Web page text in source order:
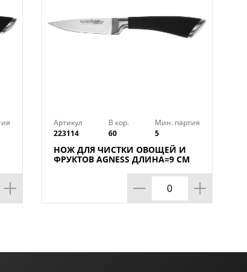
Артикул
223114
В кор.
60
Мин. партия
5
НОЖ ДЛЯ ЧИСТКИ ОВОЩЕЙ И
ФРУКТОВ AGNESS ДЛИНА=9 СМ